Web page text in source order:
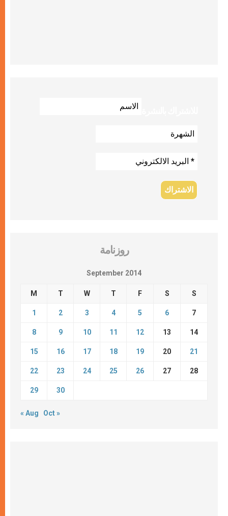
روزنامة
September 2014
M T W T F S S
1 2 3 4 5 6 7
8 9 10 11 12 13 14
15 16 17 18 19 20 21
22 23 24 25 26 27 28
29 30
« Aug Oct »